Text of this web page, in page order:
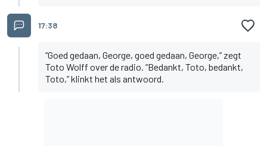
17:38
“Goed gedaan, George, goed gedaan, George,” zegt
Toto Wolff over de radio. “Bedankt, Toto, bedankt,
Toto,” klinkt het als antwoord.